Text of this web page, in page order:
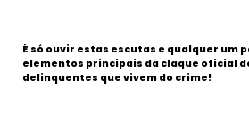
É só ouvir estas escutas e qualquer um
elementos principais da claque oficial
delinquentes que vivem do crime!